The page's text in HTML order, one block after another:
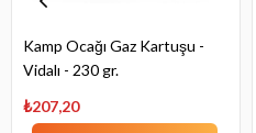
Kamp Ocağı Gaz Kartuşu -
Vidalı - 230 gr.
₺207,20